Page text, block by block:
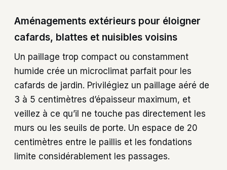
Aménagements extérieurs pour éloigner
cafards, blattes et nuisibles voisins
Un paillage trop compact ou constamment
humide crée un microclimat parfait pour les
cafards de jardin. Privilégiez un paillage aéré de
3 à 5 centimètres d’épaisseur maximum, et
veillez à ce qu’il ne touche pas directement les
murs ou les seuils de porte. Un espace de 20
centimètres entre le paillis et les fondations
limite considérablement les passages.